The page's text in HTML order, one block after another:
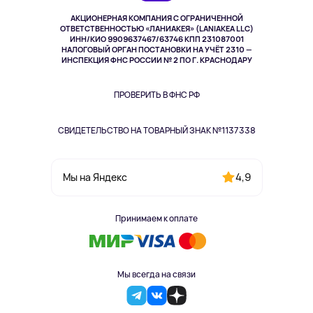
АКЦИОНЕРНАЯ КОМПАНИЯ С ОГРАНИЧЕННОЙ
ОТВЕТСТВЕННОСТЬЮ «ЛАНИАКЕЯ» (LANIAKEA LLC)
ИНН/КИО 9909637467/63746 КПП 231087001
НАЛОГОВЫЙ ОРГАН ПОСТАНОВКИ НА УЧЁТ 2310 —
ИНСПЕКЦИЯ ФНС РОССИИ № 2 ПО Г. КРАСНОДАРУ
ПРОВЕРИТЬ В ФНС РФ
СВИДЕТЕЛЬСТВО НА ТОВАРНЫЙ ЗНАК №1137338
Мы на Яндекс 4,9
Принимаем к оплате
Мы всегда на связи
Здоровье питомцев
Одежда и аксессуары